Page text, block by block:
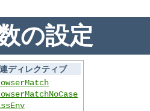
の設定
ディレクティブ